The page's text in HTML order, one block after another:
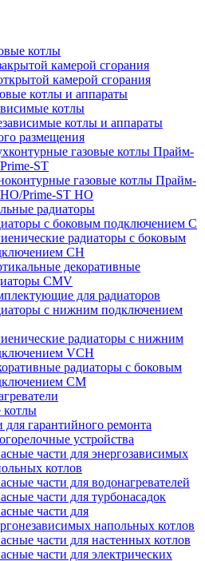
котлы
камерой сгорания
камерой сгорания
котлы и аппараты
котлы
котлы и аппараты
размещения
газовые котлы Прайм-
ST
газовые котлы Прайм-
Prime-ST HO
радиаторы
c боковым подключением C
радиаторы c боковым
CH
декоративные
CMV
для радиаторов
c нижним подключением
радиаторы c нижним
VCH
радиаторы с боковым
CM
котлы
для гарантийного ремонта
устройства
части для энергозависимых
котлов
части для водонагревателей
части для турбонасадок
части для
напольных котлов
части для настенных котлов
части для электрических